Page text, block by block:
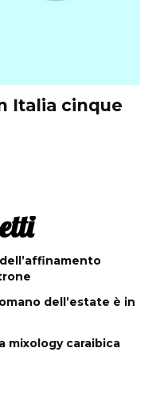
Italia cinque
dell’estate è in
mixology caraibica